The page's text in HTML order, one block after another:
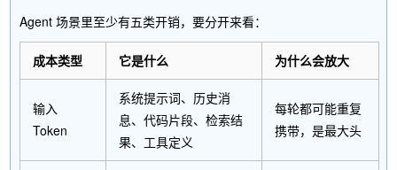
Agent 场景里至少有五类开销，要分开来看：
成本类型 它是什么 为什么会放大
输入
Token
系统提示词、历史消
息、代码片段、检索结
果、工具定义
每轮都可能重复
携带，是最大头